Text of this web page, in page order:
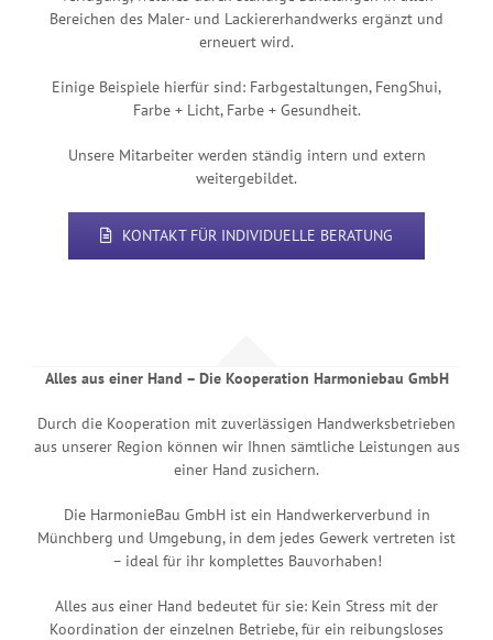
Bereichen des Maler- und Lackiererhandwerks ergänzt und
erneuert wird.
Einige Beispiele hierfür sind: Farbgestaltungen, FengShui,
Farbe + Licht, Farbe + Gesundheit.
Unsere Mitarbeiter werden ständig intern und extern
weitergebildet.
KONTAKT FÜR INDIVIDUELLE BERATUNG
Alles aus einer Hand – Die Kooperation Harmoniebau GmbH
Durch die Kooperation mit zuverlässigen Handwerksbetrieben
aus unserer Region können wir Ihnen sämtliche Leistungen aus
einer Hand zusichern.
Die HarmonieBau GmbH ist ein Handwerkerverbund in
Münchberg und Umgebung, in dem jedes Gewerk vertreten ist
– ideal für ihr komplettes Bauvorhaben!
Alles aus einer Hand bedeutet für sie: Kein Stress mit der
Koordination der einzelnen Betriebe, für ein reibungsloses